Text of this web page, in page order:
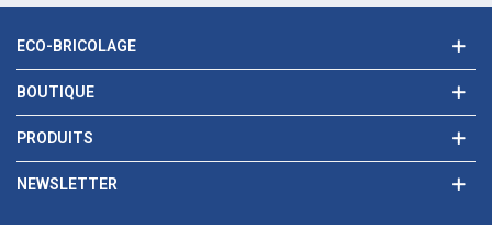
ECO-BRICOLAGE
BOUTIQUE
PRODUITS
NEWSLETTER